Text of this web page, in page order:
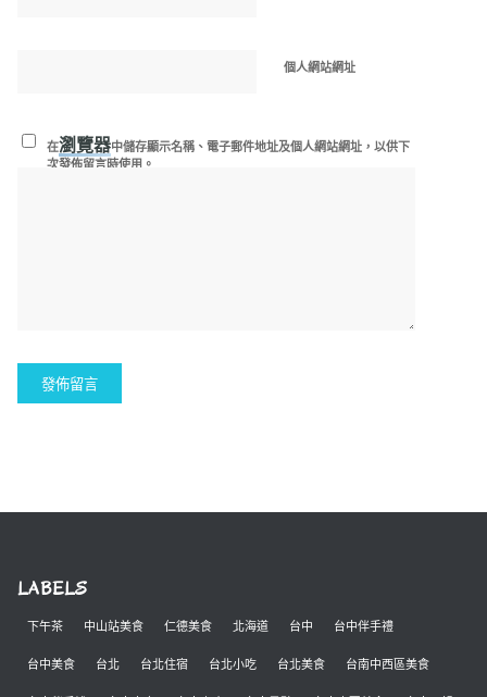
個人網站網址
在瀏覽器中儲存顯示名稱、電子郵件地址及個人網站網址，以供下
次發佈留言時使用。
LABELS
下午茶 中山站美食 仁德美食 北海道 台中 台中伴手禮
台中美食 台北 台北住宿 台北小吃 台北美食 台南中西區美食